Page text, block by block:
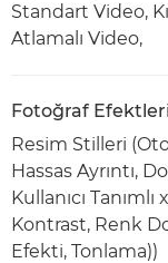
Standart Video,
Atlamalı Video,
Fotoğraf Efektleri
Resim Stilleri
Hassas Ayrıntı,
Kullanıcı
Kontrast, Renk
Efekti, Tonlama))